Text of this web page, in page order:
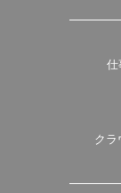
仕
クラ